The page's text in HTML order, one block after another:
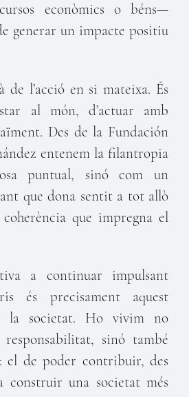
econòmics o béns—
generar un impacte positiu
de l’acció en si mateixa. És
al món, d’actuar amb
Des de la Fundación
entenem la filantropia
puntual, sinó com un
que dona sentit a tot allò
que impregna el
a continuar impulsant
és precisament aquest
la societat. Ho vivim no
sinó també
el de poder contribuir, des
construir una societat més